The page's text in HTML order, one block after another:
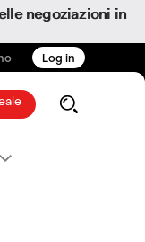
negoziazioni in
Log in